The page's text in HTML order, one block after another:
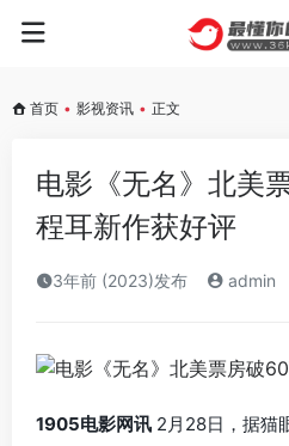
首页 • 影视资讯 • 正文
电影《无名》北美
程耳新作获好评
3年前 (2023)发布 admin
1905电影网讯 2月28日，据猫